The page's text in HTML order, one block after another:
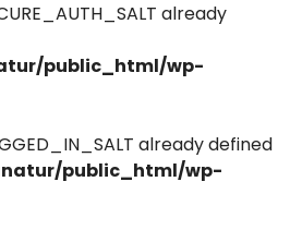
already
public_html/wp-
already defined
public_html/wp-